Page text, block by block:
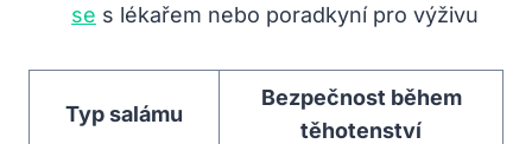
se s lékařem nebo poradkyní pro výživu
Typ salámu
Bezpečnost během
těhotenství